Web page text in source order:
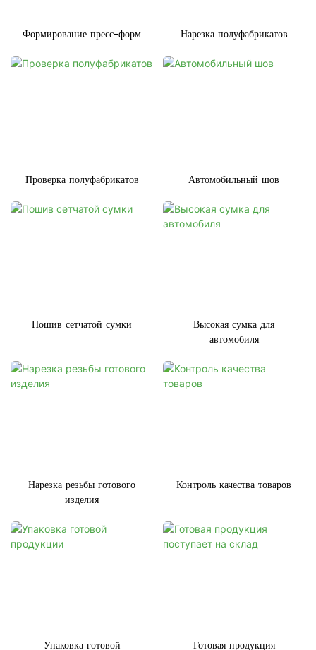
Формирование пресс-форм Нарезка полуфабрикатов
Проверка полуфабрикатов Автомобильный шов
Пошив сетчатой ​​сумки
Высокая сумка для
автомобиля
Нарезка резьбы готового
изделия
Контроль качества товаров
Упаковка готовой
Готовая продукция